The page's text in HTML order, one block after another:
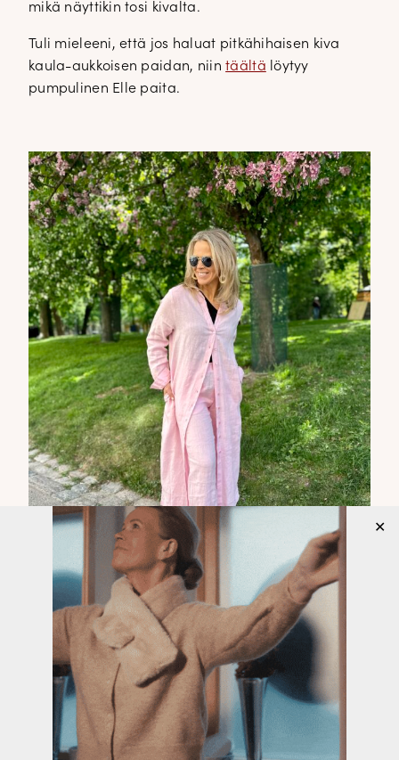
mikä näyttikin tosi kivalta.
Tuli mieleeni, että jos haluat pitkähihaisen kiva
kaula-aukkoisen paidan, niintäältä löytyy
pumpulinen Elle paita.
Istutin sunnuntaina ulkokukat ruukkuihin. Olen kuusi
vuotta laittanut valkoisia Marketta kukkia, mutta
nyt kun en niitä saanut, vaihdoin kukat punaisiin
Marketta kukkiin. Aluksi mietin, että nyt ei mene
nappiin, mutta olin väärässä. Kunhan ne vähän
✕